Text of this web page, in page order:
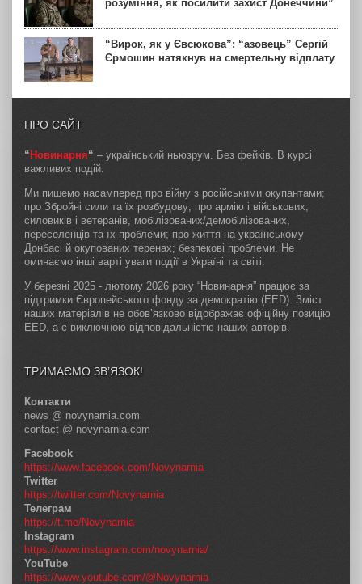
розуміння, як посилити захист Донеччини”
“Вирок, як у Євсюкова”: “азовець” Сергій
Єрмошин натякнув на смертельну відплату
ПРО САЙТ
“ Новинарня“ – український ньюзрум. Без фейків. В курсі
важливих подій.
Ми пишемо насамперед про війну з російськими окупантами;
про Збройні сили та їх розбудову; про армію і військових,
силовиків і ветеранів, мобілізованих/демобілізованих,
переселенців та їх проблеми; про життя на українському
Донбасі й окупованих теренах; безпекові проблеми. Не
оминаємо інші варті уваги події в Україні та світі.
У березні 2025 - лютому 2026 року “Новинарня” працює за
підтримки Європейського фонду за демократію (EED). Зміст
наших матеріалів не обов’язково відображає офіційну позицію
EED, а є виключною відповідальністю наших авторів.
ТРИМАЄМО ЗВ’ЯЗОК!
Контакти
news @ novynarnia.com
contact @ novynarnia.com
Facebook
https://www.facebook.com/Novynarnia
Twitter
https://twitter.com/Novynarnia
Телеграм
https://t.me/Novynarnia
Instagram
https://www.instagram.com/novynarnia/
YouTube
https://www.youtube.com/@Novynarnia